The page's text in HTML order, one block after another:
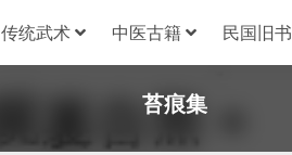
传统武术 中医古籍 民国旧书
苔痕集